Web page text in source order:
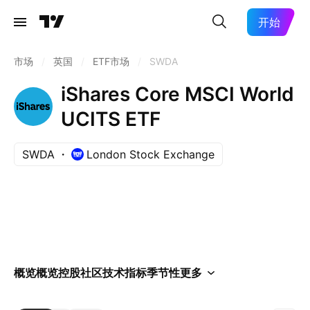
开始
市场 英国 ETF市场 SWDA
iShares Core MSCI World
UCITS ETF
SWDA London Stock Exchange
概览概览控股社区技术指标季节性更多